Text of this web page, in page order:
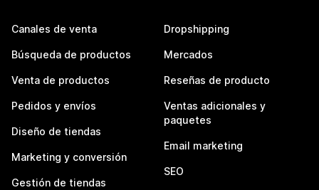
Canales de venta
Búsqueda de productos
Venta de productos
Pedidos y envíos
Diseño de tiendas
Marketing y conversión
Gestión de tiendas
Dropshipping
Mercados
Reseñas de producto
Ventas adicionales y
paquetes
Email marketing
SEO